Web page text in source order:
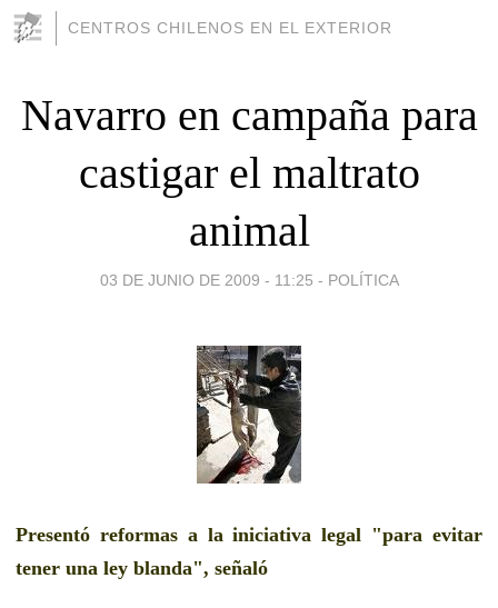
CENTROS CHILENOS EN EL EXTERIOR
Navarro en campaña para
castigar el maltrato
animal
03 DE JUNIO DE 2009 - 11:25 - POLÍTICA
Presentó reformas a la iniciativa legal "para evitar
tener una ley blanda", señaló